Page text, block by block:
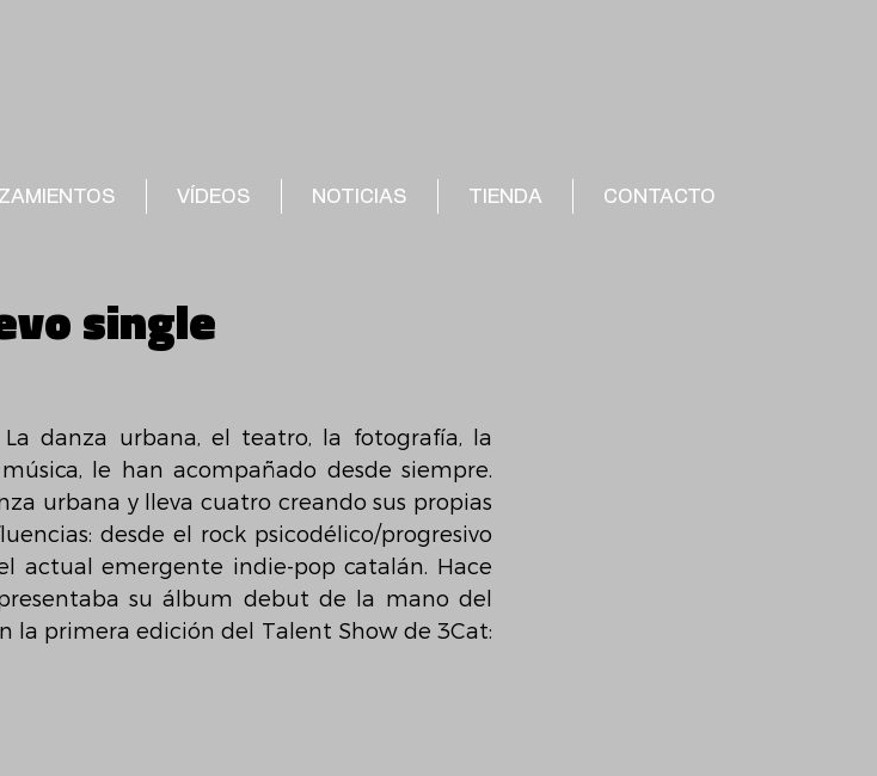
VÍDEOS NOTICIAS TIENDA CONTACTO
single
danza urbana, el teatro, la fotografía, la
le han acompañado desde siempre.
urbana y lleva cuatro creando sus propias
desde el rock psicodélico/progresivo
actual emergente indie-pop catalán. Hace
su álbum debut de la mano del
la primera edición del Talent Show de 3Cat: